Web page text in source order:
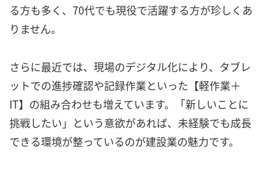
る方も多く、70代でも現役で活躍する方が珍しくあ
りません。
さらに最近では、現場のデジタル化により、タブレ
ットでの進捗確認や記録作業といった【軽作業＋
IT】の組み合わせも増えています。「新しいことに
挑戦したい」という意欲があれば、未経験でも成長
できる環境が整っているのが建設業の魅力です。